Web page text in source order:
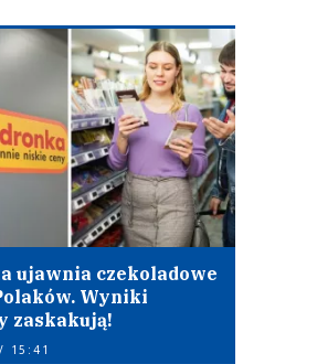
ujawnia czekoladowe
Wyniki
zaskakują!
15:41